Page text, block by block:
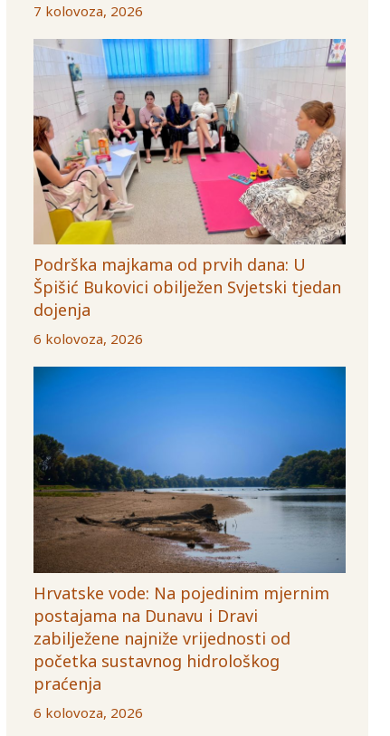
7 kolovoza, 2026
Podrška majkama od prvih dana: U
Špišić Bukovici obilježen Svjetski tjedan
dojenja
6 kolovoza, 2026
Hrvatske vode: Na pojedinim mjernim
postajama na Dunavu i Dravi
zabilježene najniže vrijednosti od
početka sustavnog hidrološkog
praćenja
6 kolovoza, 2026